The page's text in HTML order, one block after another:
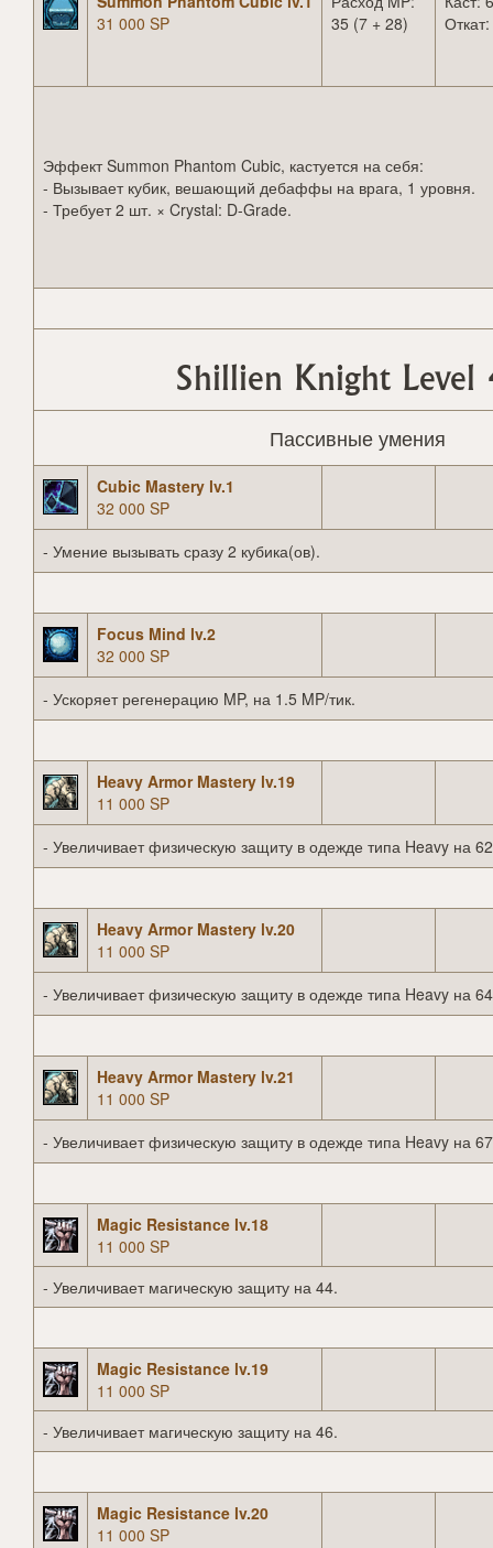
31 000 SP
35 (7 + 28)
Эффект Summon Phantom Cubic, кастуется на себя:
- Вызывает кубик, вешающий дебаффы на врага, 1 уровня.
- Требует 2 шт. × Crystal: D-Grade.
Shillien Knight Level
Пассивные умения
Cubic Mastery lv.1
32 000 SP
- Умение вызывать сразу 2 кубика(ов).
Focus Mind lv.2
32 000 SP
- Ускоряет регенерацию MP, на 1.5 MP/тик.
Heavy Armor Mastery lv.19
11 000 SP
- Увеличивает физическую защиту в одежде типа Heavy на
Heavy Armor Mastery lv.20
11 000 SP
- Увеличивает физическую защиту в одежде типа Heavy на
Heavy Armor Mastery lv.21
11 000 SP
- Увеличивает физическую защиту в одежде типа Heavy на
Magic Resistance lv.18
11 000 SP
- Увеличивает магическую защиту на 44.
Magic Resistance lv.19
11 000 SP
- Увеличивает магическую защиту на 46.
Magic Resistance lv.20
11 000 SP